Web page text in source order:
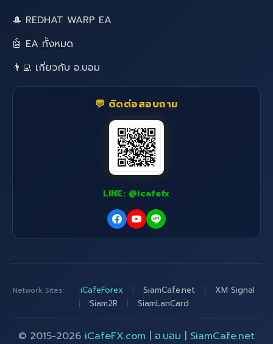
🎩 REDHAT WARP EA
🤖 EA ทั้งหมด
👨‍💻 เกี่ยวกับ อ.บอม
💬 ติดต่อสอบถาม
LINE: @icafefx
Network Sites: iCafeForex SiamCafe.net
XM Signal
Siam2R SiamLanCard
© 2015-2026 iCafeFX.com | อ.บอม | SiamCafe.net